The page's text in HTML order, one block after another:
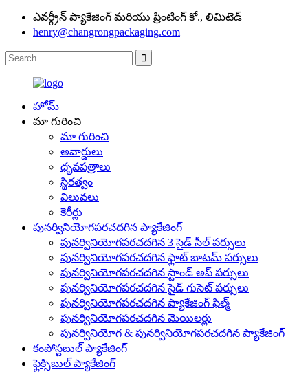
ఎవర్గ్రీన్ ప్యాకేజింగ్ మరియు ప్రింటింగ్ కో., లిమిటెడ్
henry@changrongpackaging.com
హోమ్
మా గురించి
మా గురించి
అవార్డులు
ధృవపత్రాలు
స్థిరత్వం
విలువలు
కెరీర్లు
పునర్వినియోగపరచదగిన ప్యాకేజింగ్
పునర్వినియోగపరచదగిన 3 సైడ్ సీల్ పర్సులు
పునర్వినియోగపరచదగిన ఫ్లాట్ బాటమ్ పర్సులు
పునర్వినియోగపరచదగిన స్టాండ్ అప్ పర్సులు
పునర్వినియోగపరచదగిన సైడ్ గుసెట్ పర్సులు
పునర్వినియోగపరచదగిన ప్యాకేజింగ్ ఫిల్మ్
పునర్వినియోగపరచదగిన మెయిలర్లు
పునర్వినియోగ & పునర్వినియోగపరచదగిన ప్యాకేజింగ్
కంపోస్టబుల్ ప్యాకేజింగ్
ఫ్లెక్సిబుల్ ప్యాకేజింగ్